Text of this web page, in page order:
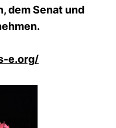
dem Senat und
e.org/